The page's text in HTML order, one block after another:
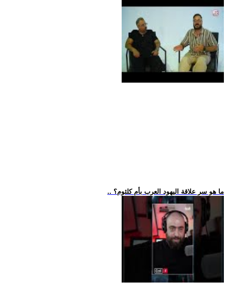
.. ما هو سر علاقة اليهود العرب بأم كلثوم؟